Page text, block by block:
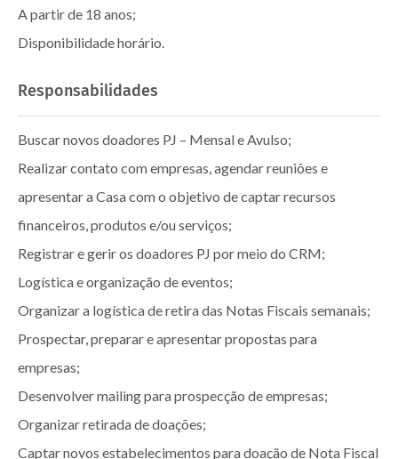
A partir de 18 anos;
Disponibilidade horário.
Responsabilidades
Buscar novos doadores PJ – Mensal e Avulso;
Realizar contato com empresas, agendar reuniões e
apresentar a Casa com o objetivo de captar recursos
financeiros, produtos e/ou serviços;
Registrar e gerir os doadores PJ por meio do CRM;
Logística e organização de eventos;
Organizar a logística de retira das Notas Fiscais semanais;
Prospectar, preparar e apresentar propostas para
empresas;
Desenvolver mailing para prospecção de empresas;
Organizar retirada de doações;
Captar novos estabelecimentos para doação de Nota Fiscal